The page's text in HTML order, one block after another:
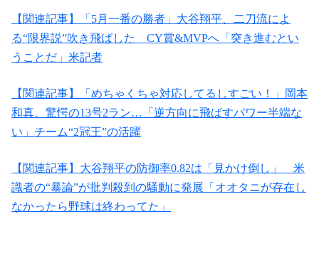
【関連記事】「5月一番の勝者」大谷翔平、二刀流によ
る“限界説”吹き飛ばした CY賞&MVPへ「突き進むとい
うことだ」米記者
【関連記事】「めちゃくちゃ対応してるしすごい！」岡本
和真、驚愕の13号2ラン…「逆方向に飛ばすパワー半端な
い」チーム“2冠王”の活躍
【関連記事】大谷翔平の防御率0.82は「見かけ倒し」 米
識者の“暴論”が批判殺到の騒動に発展「オオタニが存在し
なかったら野球は終わってた」